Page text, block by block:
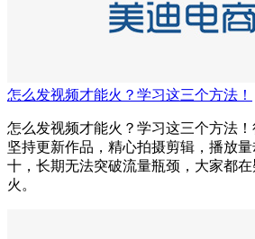
怎么发视频才能火？学习这三个方法！
怎么发视频才能火？学习这三个方法
坚持更新作品，精心拍摄剪辑，播放
十，长期无法突破流量瓶颈，大家都
火。